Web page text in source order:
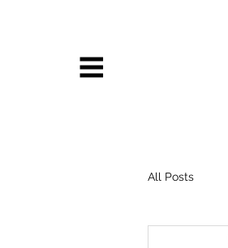
All Posts